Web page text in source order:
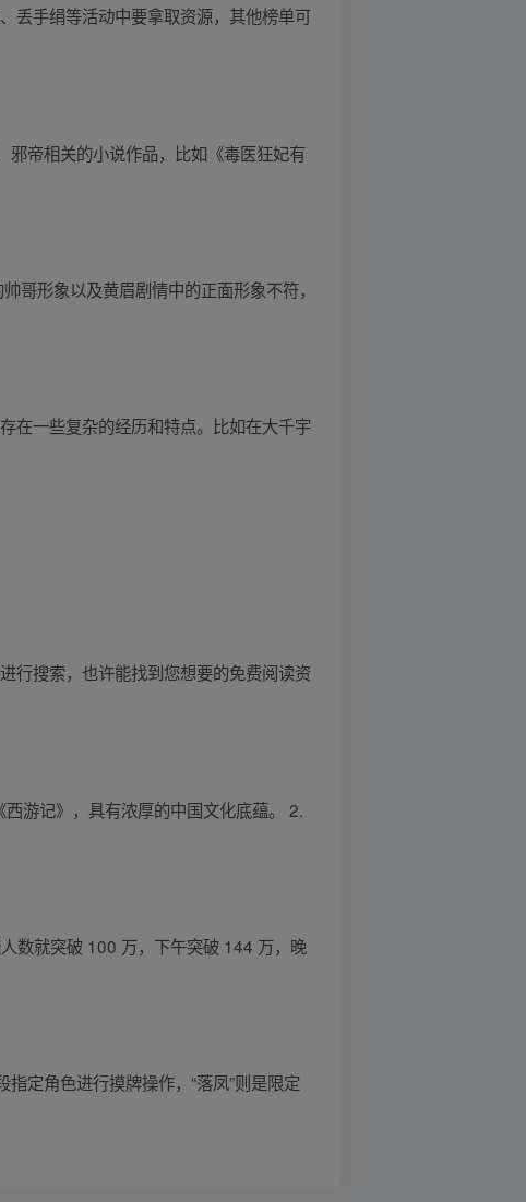
丢手绢等活动中要拿取资源，其他榜单可
邪帝相关的小说作品，比如《毒医狂妃有
哥形象以及黄眉剧情中的正面形象不符，
在一些复杂的经历和特点。比如在大千宇
行搜索，也许能找到您想要的免费阅读资
游记》，具有浓厚的中国文化底蕴。 2.
数就突破 100 万，下午突破 144 万，晚
定角色进行摸牌操作，“落凤”则是限定